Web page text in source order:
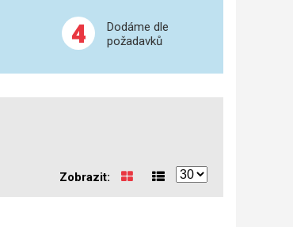
4
Dodáme dle
požadavků
Zobrazit: